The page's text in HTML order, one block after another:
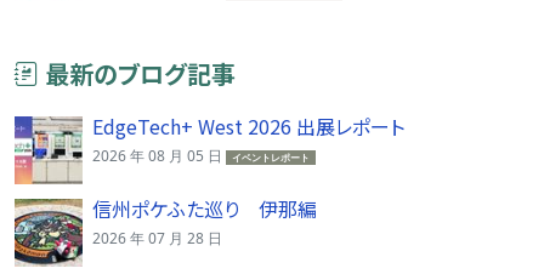
最新のブログ記事
EdgeTech+ West 2026 出展レポート
2026 年 08 月 05 日 イベントレポート
信州ポケふた巡り 伊那編
2026 年 07 月 28 日